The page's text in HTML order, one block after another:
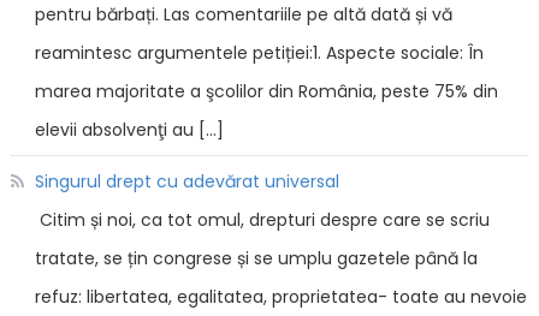
pentru bărbați. Las comentariile pe altă dată și vă
reamintesc argumentele petiției:1. Aspecte sociale: În
marea majoritate a şcolilor din România, peste 75% din
elevii absolvenţi au […]
Singurul drept cu adevărat universal
Citim și noi, ca tot omul, drepturi despre care se scriu
tratate, se țin congrese și se umplu gazetele până la
refuz: libertatea, egalitatea, proprietatea- toate au nevoie